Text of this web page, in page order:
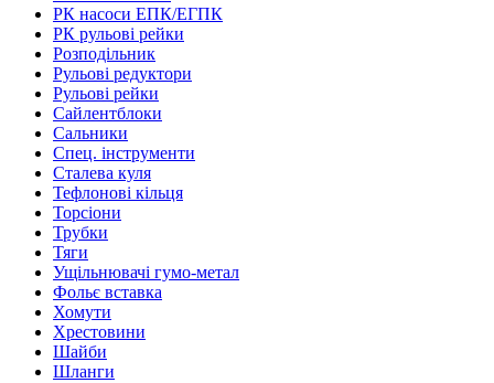
РК насоси ЕПК/ЕГПК
РК рульові рейки
Розподільник
Рульові редуктори
Рульові рейки
Сайлентблоки
Сальники
Спец. інструменти
Сталева куля
Тефлонові кільця
Торсіони
Трубки
Тяги
Ущільнювачі гумо-метал
Фольє вставка
Хомути
Хрестовини
Шайби
Шланги